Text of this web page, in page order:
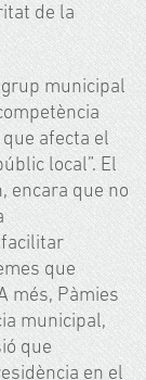
de la
municipal
afecta el
local”. El
encara que no
que
més, Pàmies
municipal,
que
en el